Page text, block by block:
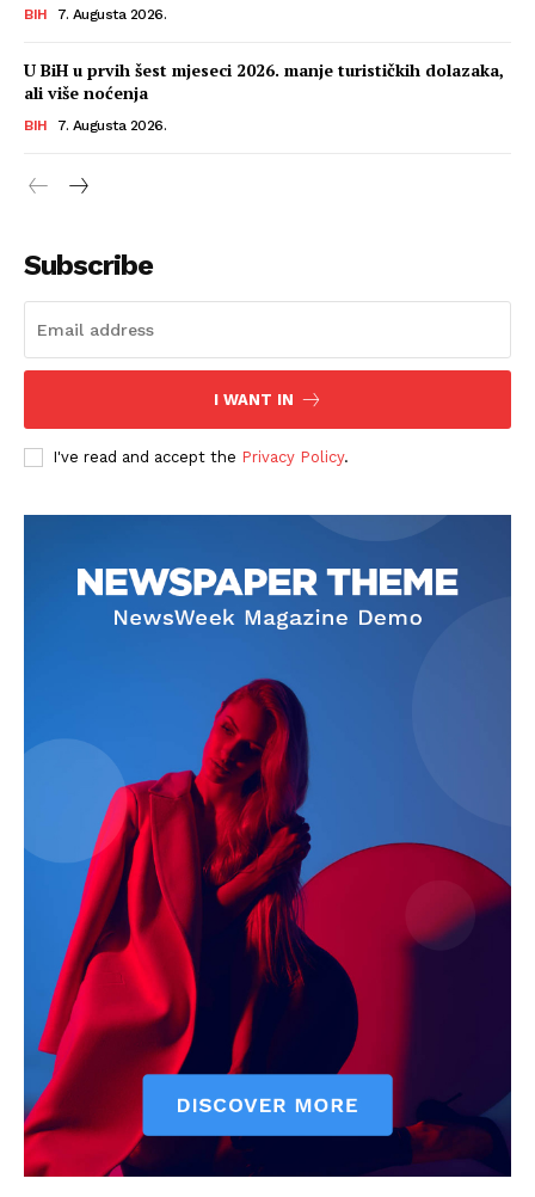
BIH 7. Augusta 2026.
U BiH u prvih šest mjeseci 2026. manje turističkih dolazaka,
ali više noćenja
BIH 7. Augusta 2026.
Subscribe
I WANT IN
I've read and accept the Privacy Policy.